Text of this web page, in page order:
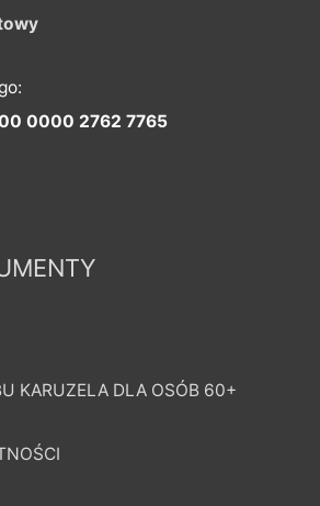
0000 2762 7765
KARUZELA DLA OSÓB 60+